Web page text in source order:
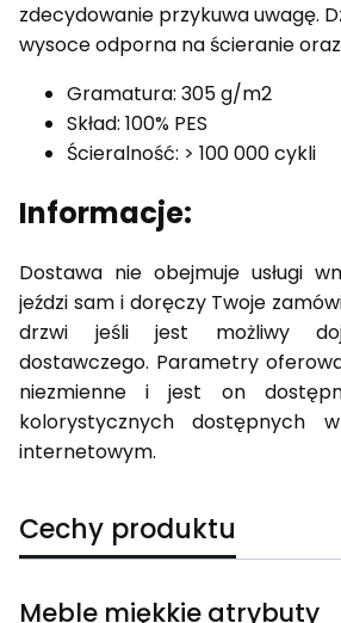
zdecydowanie przykuwa uwagę.
wysoce odporna na ścieranie
Gramatura: 305 g/m2
Skład: 100% PES
Ścieralność: > 100 000 cykli
Informacje:
Dostawa nie obejmuje usługi
jeździ sam i doręczy Twoje
drzwi jeśli jest możliwy
dostawczego. Parametry
niezmienne i jest on
kolorystycznych dostępnych
internetowym.
Cechy produktu
Meble miękkie atrybuty